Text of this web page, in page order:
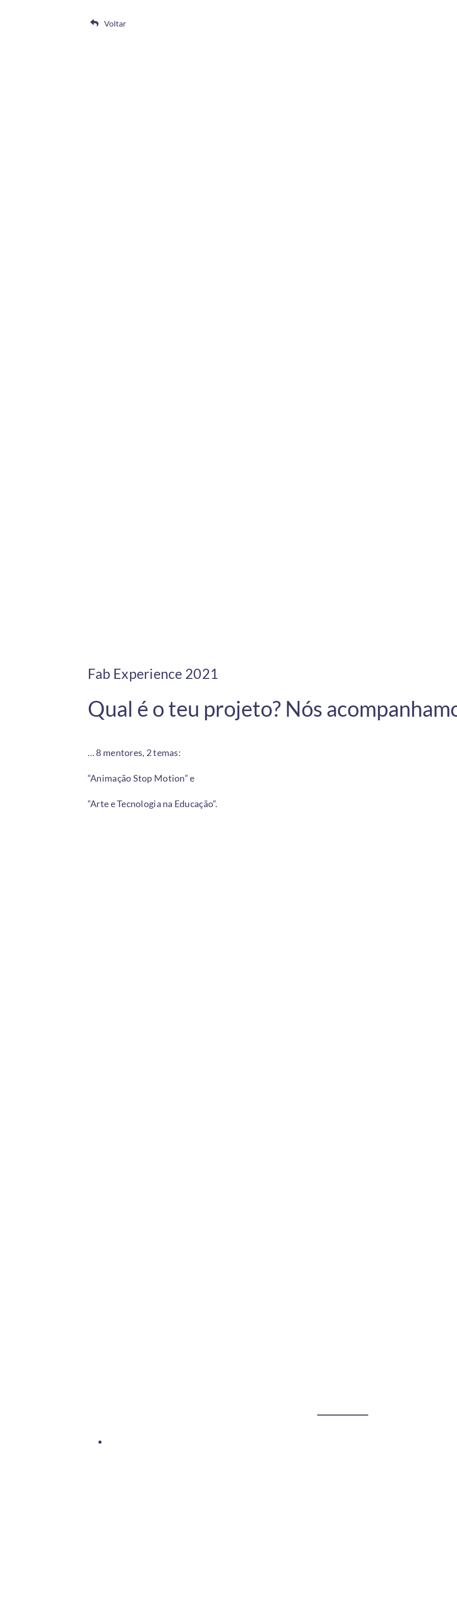
Voltar
Fab Experience 2021
Qual é o teu projeto? Nós
… 8 mentores, 2 temas:
“Animação Stop Motion” e
“Arte e Tecnologia na Educação”.